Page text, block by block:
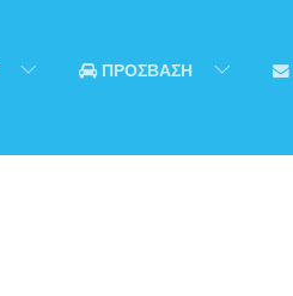
ΠΡΟΣΒΑΣΗ